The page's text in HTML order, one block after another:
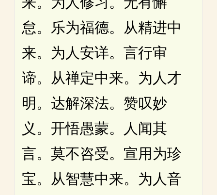
怠。乐为福德。从精进中
来。为人安详。言行审
谛。从禅定中来。为人才
明。达解深法。赞叹妙
义。开悟愚蒙。人闻其
言。莫不咨受。宣用为珍
宝。从智慧中来。为人音